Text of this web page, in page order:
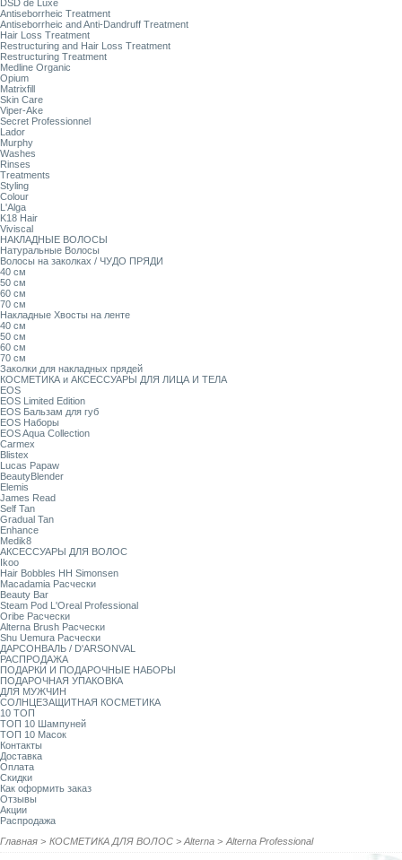
DSD de Luxe
Antiseborrheic Treatment
Antiseborrheic and Anti-Dandruff Treatment
Hair Loss Treatment
Restructuring and Hair Loss Treatment
Restructuring Treatment
Medline Organic
Opium
Matrixfill
Skin Care
Viper-Ake
Secret Professionnel
Lador
Murphy
Washes
Rinses
Treatments
Styling
Colour
L'Alga
K18 Hair
Viviscal
НАКЛАДНЫЕ ВОЛОСЫ
Натуральные Волосы
Волосы на заколках / ЧУДО ПРЯДИ
40 см
50 см
60 см
70 см
Накладные Хвосты на ленте
40 см
50 см
60 см
70 см
Заколки для накладных прядей
КОСМЕТИКА и АКСЕССУАРЫ ДЛЯ ЛИЦА И ТЕЛА
EOS
EOS Limited Edition
EOS Бальзам для губ
EOS Наборы
EOS Aqua Collection
Carmex
Blistex
Lucas Papaw
BeautyBlender
Elemis
James Read
Self Tan
Gradual Tan
Enhance
Medik8
АКСЕССУАРЫ ДЛЯ ВОЛОС
Ikoo
Hair Bobbles HH Simonsen
Macadamia Расчески
Beauty Bar
Steam Pod L'Oreal Professional
Oribe Расчески
Alterna Brush Расчески
Shu Uemura Расчески
ДАРСОНВАЛЬ / D'ARSONVAL
РАСПРОДАЖА
ПОДАРКИ И ПОДАРОЧНЫЕ НАБОРЫ
ПОДАРОЧНАЯ УПАКОВКА
ДЛЯ МУЖЧИН
СОЛНЦЕЗАЩИТНАЯ КОСМЕТИКА
10 ТОП
ТОП 10 Шампуней
ТОП 10 Масок
Контакты
Доставка
Оплата
Скидки
Как оформить заказ
Отзывы
Акции
Распродажа
Главная > КОСМЕТИКА ДЛЯ ВОЛОС > Alterna > Alterna Professional